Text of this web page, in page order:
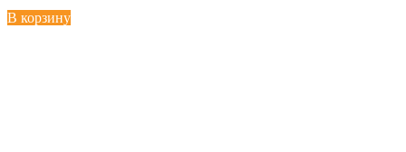
В корзину